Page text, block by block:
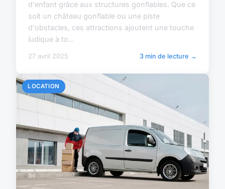
d'enfant grâce aux structures gonflables. Que ce
soit un château gonflable ou une piste
d'obstacles, ces attractions ajoutent une touche
ludique à to...
27 avril 2025 3 min de lecture →
LOCATION